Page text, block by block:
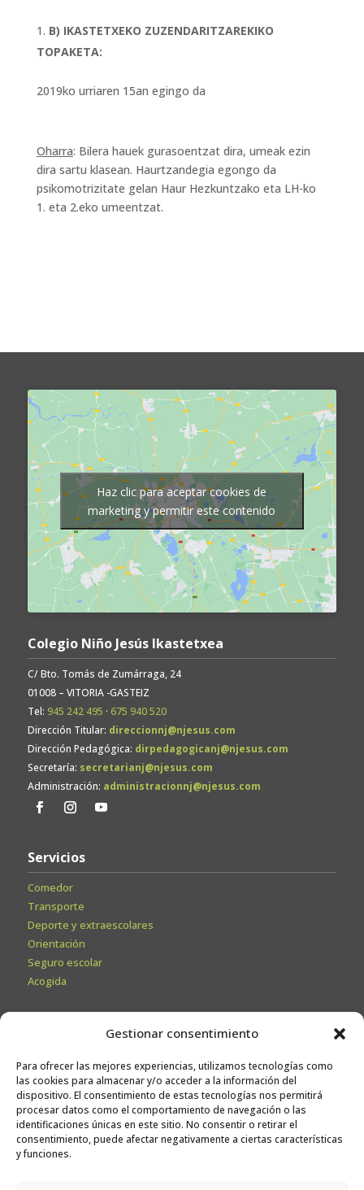
Gestionar consentimiento
Para ofrecer las mejores experiencias, utilizamos tecnologías como
las cookies para almacenar y/o acceder a la información del
dispositivo. El consentimiento de estas tecnologías nos permitirá
procesar datos como el comportamiento de navegación o las
identificaciones únicas en este sitio. No consentir o retirar el
consentimiento, puede afectar negativamente a ciertas características
y funciones.
B) IKASTETXEKO ZUZENDARITZAREKIKO
TOPAKETA:
2019ko urriaren 15an egingo da
Oharra: Bilera hauek gurasoentzat dira, umeak ezin
dira sartu klasean. Haurtzandegia egongo da
psikomotrizitate gelan Haur Hezkuntzako eta LH-ko
1. eta 2.eko umeentzat.
Haz clic para aceptar cookies de
marketing y permitir este contenido
Colegio Niño Jesús Ikastetxea
C/ Bto. Tomás de Zumárraga, 24
01008 – VITORIA -GASTEIZ
Tel: 945 242 495 · 675 940 520
Dirección Titular: direccionnj@njesus.com
Dirección Pedagógica: dirpedagogicanj@njesus.com
Secretaría: secretarianj@njesus.com
Administración: administracionnj@njesus.com
Servicios
Comedor
Transporte
Deporte y extraescolares
Orientación
Seguro escolar
Acogida
Admisiones
Calendario escolar
Contacto
Sugerencias